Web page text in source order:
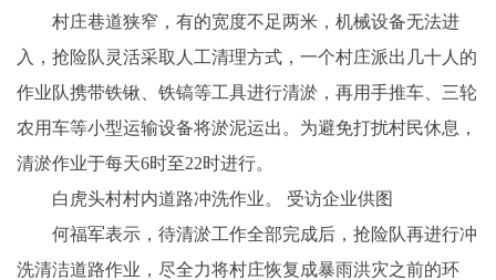
村庄巷道狭窄，有的宽度不足两米，机械设备无法进
入，抢险队灵活采取人工清理方式，一个村庄派出几十人的
作业队携带铁锹、铁镐等工具进行清淤，再用手推车、三轮
农用车等小型运输设备将淤泥运出。为避免打扰村民休息，
清淤作业于每天6时至22时进行。
白虎头村村内道路冲洗作业。 受访企业供图
何福军表示，待清淤工作全部完成后，抢险队再进行冲
洗清洁道路作业，尽全力将村庄恢复成暴雨洪灾之前的环